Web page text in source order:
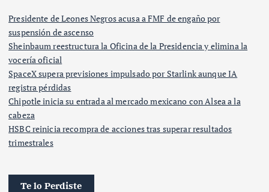
Presidente de Leones Negros acusa a FMF de engaño por
suspensión de ascenso
Sheinbaum reestructura la Oficina de la Presidencia y elimina la
vocería oficial
SpaceX supera previsiones impulsado por Starlink aunque IA
registra pérdidas
Chipotle inicia su entrada al mercado mexicano con Alsea a la
cabeza
HSBC reinicia recompra de acciones tras superar resultados
trimestrales
Te lo Perdiste